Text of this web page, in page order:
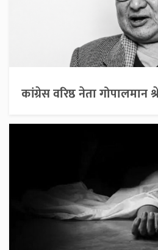
कांग्रेस वरिष्ठ नेता गोपालमान